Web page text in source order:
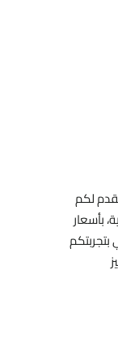
لكم
بأسعار
بتجربتكم